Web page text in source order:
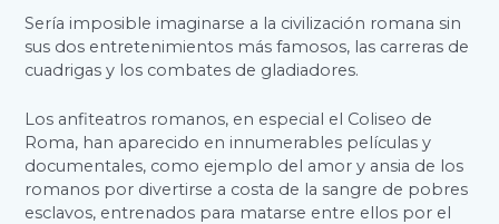
Sería imposible imaginarse a la civilización romana sin
sus dos entretenimientos más famosos, las carreras de
cuadrigas y los combates de gladiadores.
Los anfiteatros romanos, en especial el Coliseo de
Roma, han aparecido en innumerables películas y
documentales, como ejemplo del amor y ansia de los
romanos por divertirse a costa de la sangre de pobres
esclavos, entrenados para matarse entre ellos por el